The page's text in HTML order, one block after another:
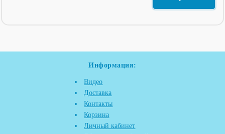
Информация:
Видео
Доставка
Контакты
Корзина
Личный кабинет